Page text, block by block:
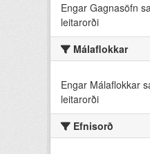
Engar Gagnasöfn
leitarorði
Málaflokkar
Engar Málaflokkar
leitarorði
Efnisorð